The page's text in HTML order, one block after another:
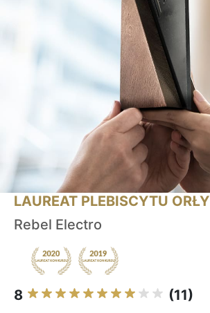
LAUREAT PLEBISCYTU ORŁY
Rebel Electro
8 (11)